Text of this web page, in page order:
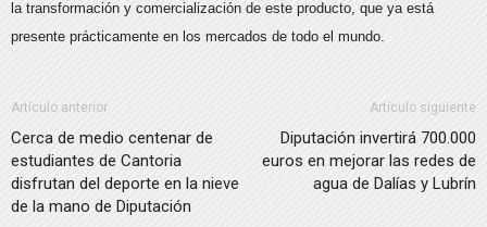
la transformación y comercialización de este producto, que ya está
presente prácticamente en los mercados de todo el mundo.
Artículo anterior
Cerca de medio centenar de
estudiantes de Cantoria
disfrutan del deporte en la nieve
de la mano de Diputación
Artículo siguiente
Diputación invertirá 700.000
euros en mejorar las redes de
agua de Dalías y Lubrín